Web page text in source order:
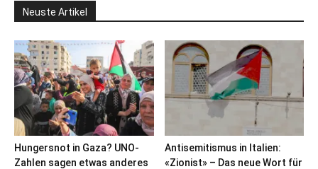
Neuste Artikel
Hungersnot in Gaza? UNO-
Zahlen sagen etwas anderes
Antisemitismus in Italien:
«Zionist» – Das neue Wort für